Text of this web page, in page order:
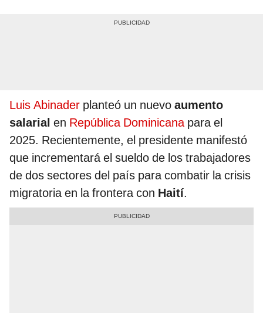
Luis Abinader planteó un nuevo aumento
salarial en República Dominicanapara el
2025. Recientemente, el presidente manifestó
que incrementará el sueldo de los trabajadores
de dos sectores del país para combatir la crisis
migratoria en la frontera con Haití.